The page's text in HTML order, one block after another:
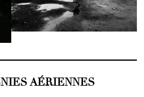
AÉRIENNES